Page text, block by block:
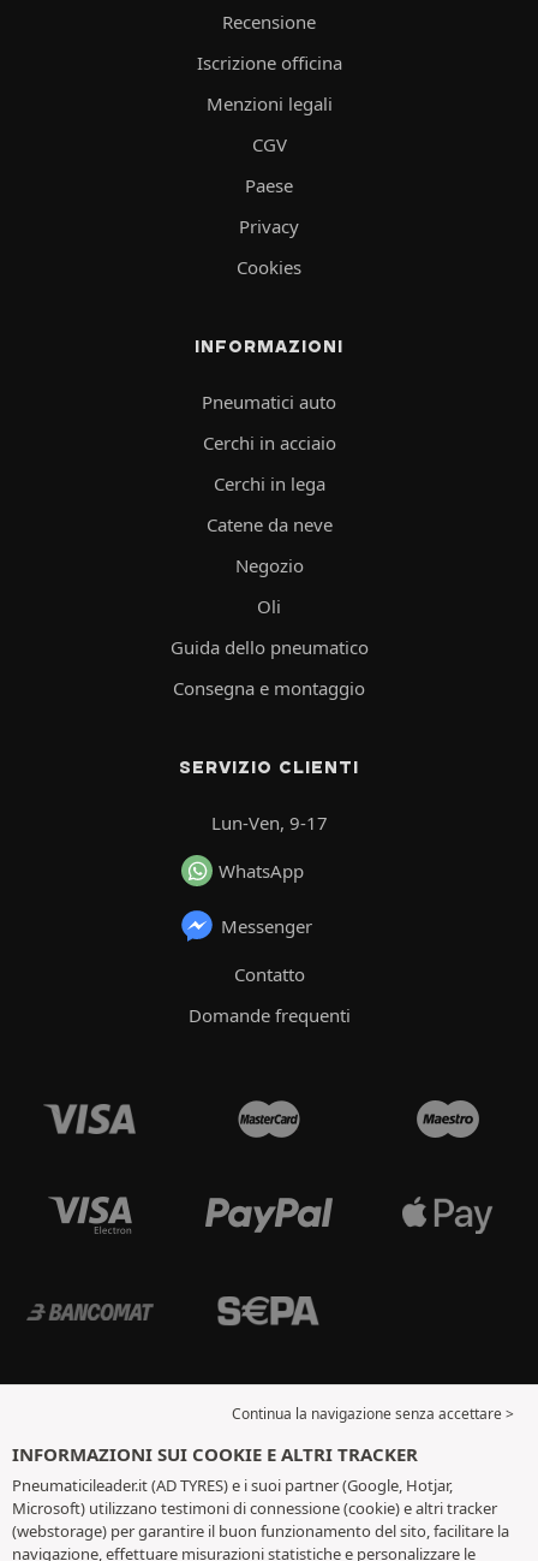
Recensione
Iscrizione officina
Menzioni legali
CGV
Paese
Privacy
Cookies
INFORMAZIONI
Pneumatici auto
Cerchi in acciaio
Cerchi in lega
Catene da neve
Negozio
Oli
Guida dello pneumatico
Consegna e montaggio
SERVIZIO CLIENTI
Lun-Ven, 9-17
WhatsApp
Messenger
Contatto
Domande frequenti
Continua la navigazione senza accettare >
INFORMAZIONI SUI COOKIE E ALTRI TRACKER
Pneumaticileader.it (AD TYRES) e i suoi partner (Google, Hotjar,
Microsoft) utilizzano testimoni di connessione (cookie) e altri tracker
(webstorage) per garantire il buon funzionamento del sito, facilitare la
navigazione, effettuare misurazioni statistiche e personalizzare le